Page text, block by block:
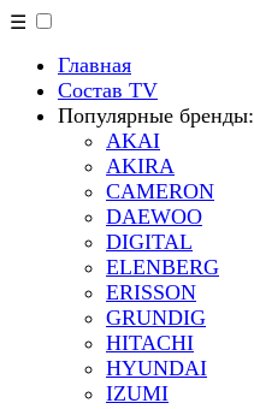
☰
Главная
Состав TV
Популярные бренды:
AKAI
AKIRA
CAMERON
DAEWOO
DIGITAL
ELENBERG
ERISSON
GRUNDIG
HITACHI
HYUNDAI
IZUMI